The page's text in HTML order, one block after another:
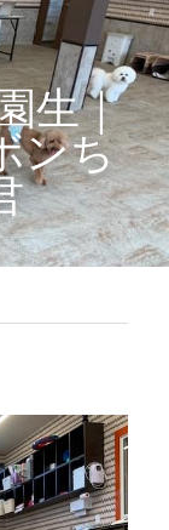
生｜
ンち